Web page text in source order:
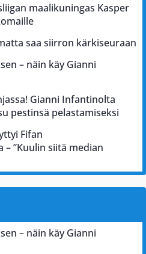
maalikuningas Kasper
saa siirron kärkiseuraan
– näin käy Gianni
Gianni Infantinolta
pestinsä pelastamiseksi
Fifan
”Kuulin siitä median
– näin käy Gianni